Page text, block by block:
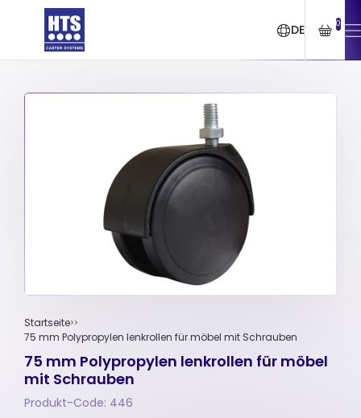
DE 0
Startseite
75 mm Polypropylen lenkrollen für möbel mit Schrauben
75 mm Polypropylen lenkrollen für möbel
mit Schrauben
Produkt-Code: 446